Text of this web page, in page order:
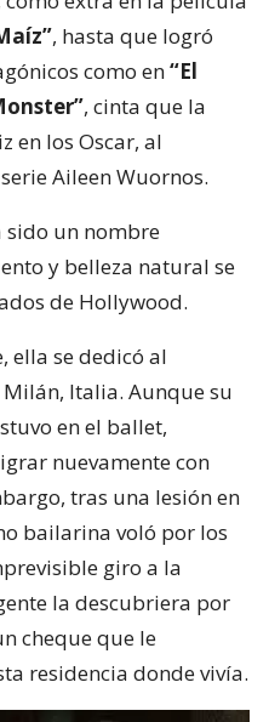
, hasta que logró
como en“El
, cinta que la
en los Oscar, al
Aileen Wuornos.
sido un nombre
y belleza natural se
de Hollywood.
ella se dedicó al
Italia. Aunque su
en el ballet,
nuevamente con
tras una lesión en
bailarina voló por los
giro a la
la descubriera por
cheque que le
residencia donde vivía.